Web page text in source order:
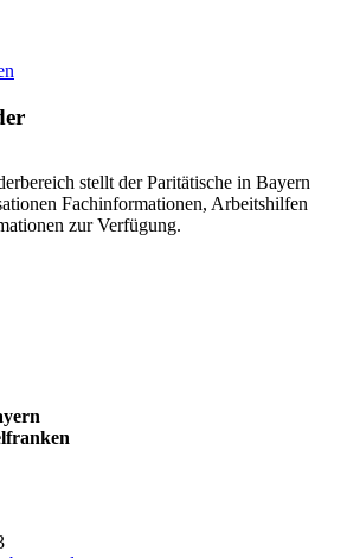
stellt der Paritätische in Bayern
Fachinformationen, Arbeitshilfen
zur Verfügung.